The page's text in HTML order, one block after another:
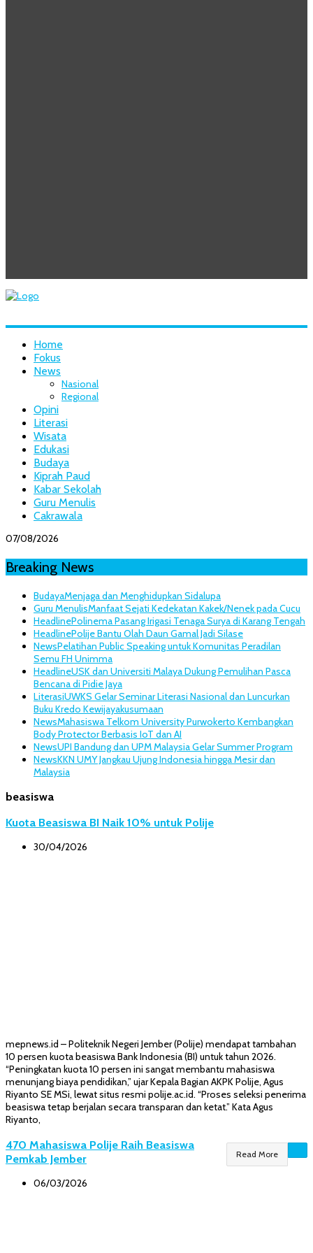
Home
Fokus
News
Nasional
Regional
Opini
Literasi
Wisata
Edukasi
Budaya
Kiprah Paud
Kabar Sekolah
Guru Menulis
Cakrawala
07/08/2026
Breaking News
BudayaMenjaga dan Menghidupkan Sidalupa
Guru MenulisManfaat Sejati Kedekatan Kakek/Nenek pada Cucu
HeadlinePolinema Pasang Irigasi Tenaga Surya di Karang Tengah
HeadlinePolije Bantu Olah Daun Gamal Jadi Silase
NewsPelatihan Public Speaking untuk Komunitas Peradilan
Semu FH Unimma
HeadlineUSK dan Universiti Malaya Dukung Pemulihan Pasca
Bencana di Pidie Jaya
LiterasiUWKS Gelar Seminar Literasi Nasional dan Luncurkan
Buku Kredo Kewijayakusumaan
NewsMahasiswa Telkom University Purwokerto Kembangkan
Body Protector Berbasis IoT dan AI
NewsUPI Bandung dan UPM Malaysia Gelar Summer Program
NewsKKN UMY Jangkau Ujung Indonesia hingga Mesir dan
Malaysia
beasiswa
Kuota Beasiswa BI Naik 10% untuk Polije
30/04/2026
mepnews.id – Politeknik Negeri Jember (Polije) mendapat tambahan
10 persen kuota beasiswa Bank Indonesia (BI) untuk tahun 2026.
“Peningkatan kuota 10 persen ini sangat membantu mahasiswa
menunjang biaya pendidikan,” ujar Kepala Bagian AKPK Polije, Agus
Riyanto SE MSi, lewat situs resmi polije.ac.id. “Proses seleksi penerima
beasiswa tetap berjalan secara transparan dan ketat.” Kata Agus
Riyanto,
Read More
470 Mahasiswa Polije Raih Beasiswa
Pemkab Jember
06/03/2026